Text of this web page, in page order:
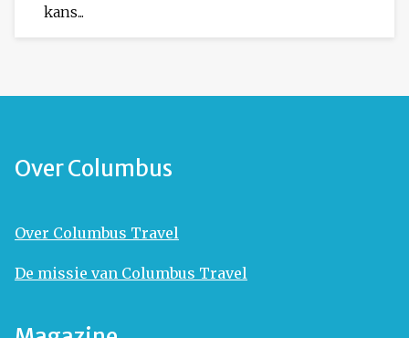
kans...
Over Columbus
Over Columbus Travel
De missie van Columbus Travel